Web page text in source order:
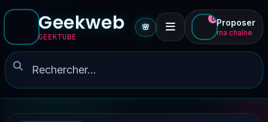
Geekweb
GEEKTUBE
🌸
0 Proposer
ma chaîne